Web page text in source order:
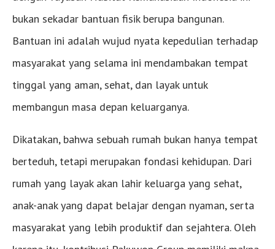
bukan sekadar bantuan fisik berupa bangunan.
Bantuan ini adalah wujud nyata kepedulian terhadap
masyarakat yang selama ini mendambakan tempat
tinggal yang aman, sehat, dan layak untuk
membangun masa depan keluarganya.
Dikatakan, bahwa sebuah rumah bukan hanya tempat
berteduh, tetapi merupakan fondasi kehidupan. Dari
rumah yang layak akan lahir keluarga yang sehat,
anak-anak yang dapat belajar dengan nyaman, serta
masyarakat yang lebih produktif dan sejahtera. Oleh